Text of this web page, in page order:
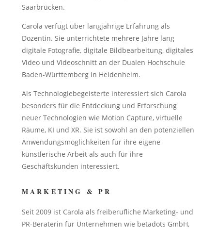
Saarbrücken.
Carola verfügt über langjährige Erfahrung als
Dozentin. Sie unterrichtete mehrere Jahre lang
digitale Fotografie, digitale Bildbearbeitung, digitales
Video und Videoschnitt an der Dualen Hochschule
Baden-Württemberg in Heidenheim.
Als Technologiebegeisterte interessiert sich Carola
besonders für die Entdeckung und Erforschung
neuer Technologien wie Motion Capture, virtuelle
Räume, KI und XR. Sie ist sowohl an den potenziellen
Anwendungsmöglichkeiten für ihre eigene
künstlerische Arbeit als auch für ihre
Geschäftskunden interessiert.
MARKETING & PR
Seit 2009 ist Carola als freiberufliche Marketing- und
PR-Beraterin für Unternehmen wie betadots GmbH,